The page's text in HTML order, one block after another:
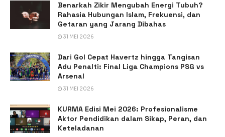
Benarkah Zikir Mengubah Energi Tubuh?
Rahasia Hubungan Islam, Frekuensi, dan
Getaran yang Jarang Dibahas
31 MEI 2026
Dari Gol Cepat Havertz hingga Tangisan
Adu Penalti: Final Liga Champions PSG vs
Arsenal
31 MEI 2026
KURMA Edisi Mei 2026: Profesionalisme
Aktor Pendidikan dalam Sikap, Peran, dan
Keteladanan